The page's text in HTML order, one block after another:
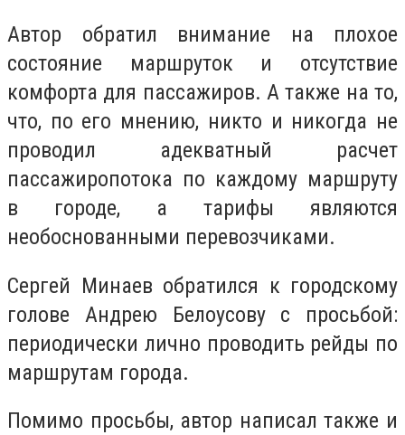
Автор обратил внимание на плохое
состояние маршруток и отсутствие
комфорта для пассажиров. А также на то,
что, по его мнению, никто и никогда не
проводил адекватный расчет
пассажиропотока по каждому маршруту
в городе, а тарифы являются
необоснованными перевозчиками.
Сергей Минаев обратился к городскому
голове Андрею Белоусову с просьбой:
периодически лично проводить рейды по
маршрутам города.
Помимо просьбы, автор написал также и